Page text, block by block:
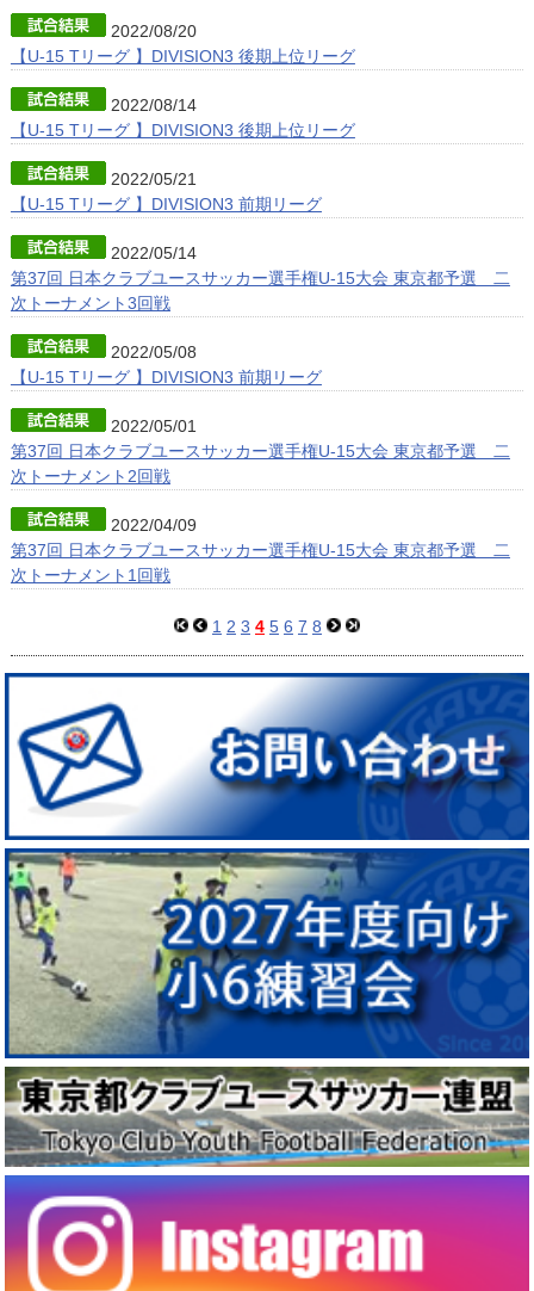
2022/08/20
【U-15 Tリーグ 】DIVISION3 後期上位リーグ
2022/08/14
【U-15 Tリーグ 】DIVISION3 後期上位リーグ
2022/05/21
【U-15 Tリーグ 】DIVISION3 前期リーグ
2022/05/14
第37回 日本クラブユースサッカー選手権U-15大会 東京都予選 二
次トーナメント3回戦
2022/05/08
【U-15 Tリーグ 】DIVISION3 前期リーグ
2022/05/01
第37回 日本クラブユースサッカー選手権U-15大会 東京都予選 二
次トーナメント2回戦
2022/04/09
第37回 日本クラブユースサッカー選手権U-15大会 東京都予選 二
次トーナメント1回戦
1 2 3 4 5 6 7 8